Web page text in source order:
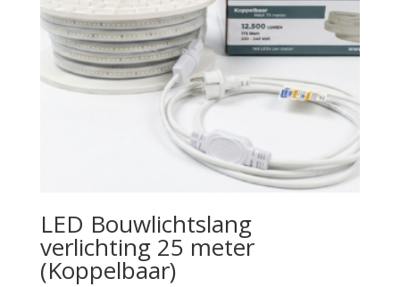
LED Bouwlichtslang
verlichting 25 meter
(Koppelbaar)